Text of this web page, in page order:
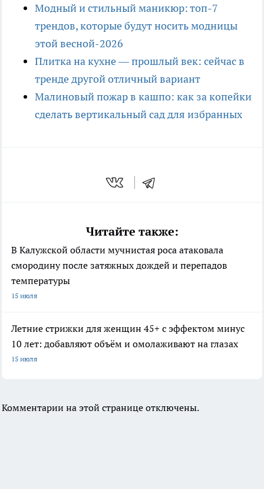
Модный и стильный маникюр: топ-7
трендов, которые будут носить модницы
этой весной-2026
Плитка на кухне — прошлый век: сейчас в
тренде другой отличный вариант
Малиновый пожар в кашпо: как за копейки
сделать вертикальный сад для избранных
Читайте также:
В Калужской области мучнистая роса атаковала
смородину после затяжных дождей и перепадов
температуры
15 июля
Летние стрижки для женщин 45+ с эффектом минус
10 лет: добавляют объём и омолаживают на глазах
15 июля
Комментарии на этой странице отключены.